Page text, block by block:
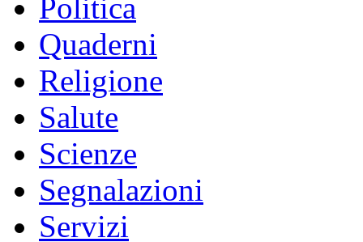
Politica
Quaderni
Religione
Salute
Scienze
Segnalazioni
Servizi